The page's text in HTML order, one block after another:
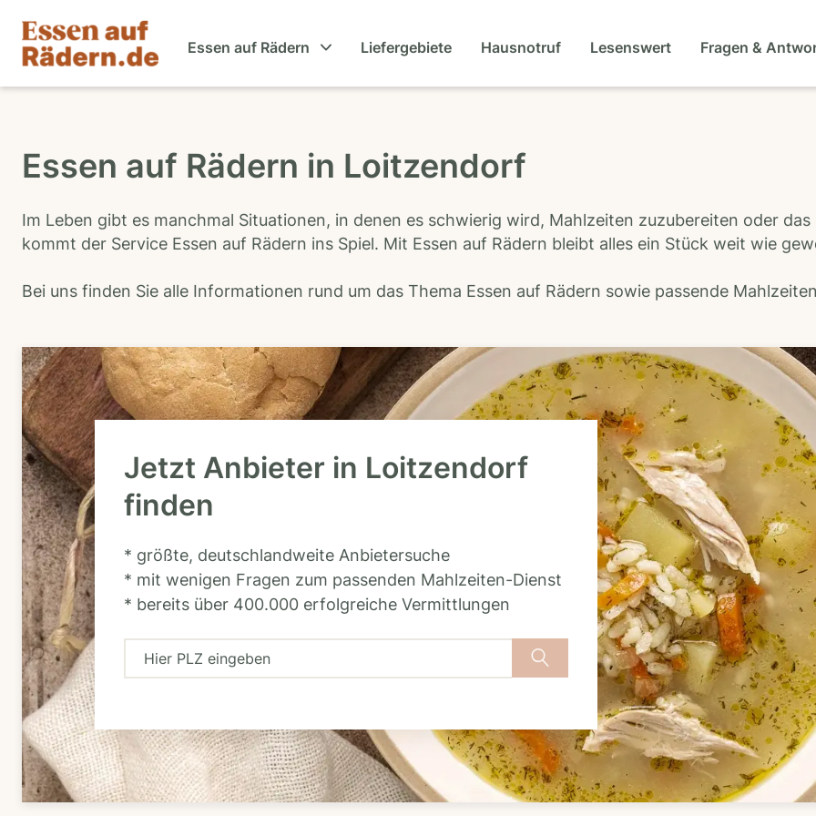
Essen auf Rädern Liefergebiete Hausnotruf Lesenswert Fragen &
Essen auf Rädern in Loitzendorf
Im Leben gibt es manchmal Situationen, in denen es schwierig wird, Mahlzeiten zuzubereiten oder
kommt der Service Essen auf Rädern ins Spiel. Mit Essen auf Rädern bleibt alles ein Stück weit wie
Bei uns finden Sie alle Informationen rund um das Thema Essen auf Rädern sowie passende
Jetzt Anbieter in Loitzendorf
finden
* größte, deutschlandweite Anbietersuche
* mit wenigen Fragen zum passenden Mahlzeiten-Dienst
* bereits über 400.000 erfolgreiche Vermittlungen
H
r
P
L